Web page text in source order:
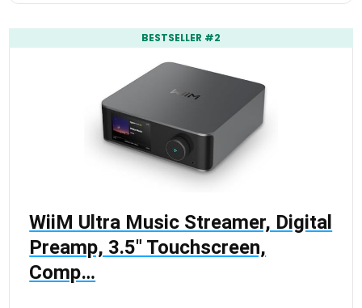
BESTSELLER #2
WiiM Ultra Music Streamer, Digital
Preamp, 3.5″ Touchscreen,
Comp…